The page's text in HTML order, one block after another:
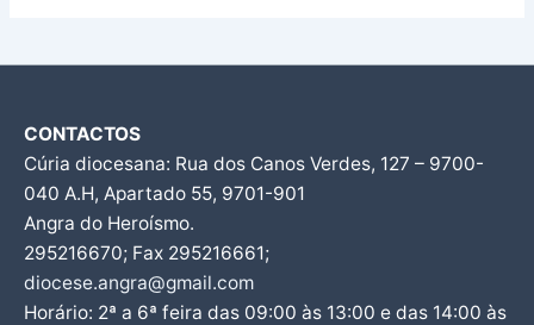
CONTACTOS
Cúria diocesana: Rua dos Canos Verdes, 127 – 9700-
040 A.H, Apartado 55, 9701-901
Angra do Heroísmo.
295216670; Fax 295216661;
diocese.angra@gmail.com
Horário: 2ª a 6ª feira das 09:00 às 13:00 e das 14:00 às